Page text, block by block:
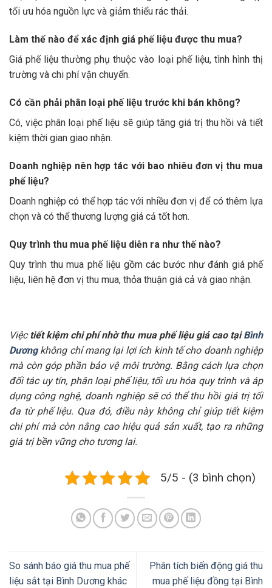
tối ưu hóa nguồn lực và giảm thiểu rác thải.
Làm thế nào để xác định giá phế liệu được thu mua?
Giá phế liệu thường phụ thuộc vào loại phế liệu, tình hình thị
trường và chi phí vận chuyển.
Có cần phải phân loại phế liệu trước khi bán không?
Có, việc phân loại phế liệu sẽ giúp tăng giá trị thu hồi và tiết
kiệm thời gian giao nhận.
Doanh nghiệp nên hợp tác với bao nhiêu đơn vị thu mua
phế liệu?
Doanh nghiệp có thể hợp tác với nhiều đơn vị để có thêm lựa
chọn và có thể thương lượng giá cả tốt hơn.
Quy trình thu mua phế liệu diễn ra như thế nào?
Quy trình thu mua phế liệu gồm các bước như đánh giá phế
liệu, liên hệ đơn vị thu mua, thỏa thuận giá cả và giao nhận.
Việctiết kiệm chi phí nhờ thu mua phế liệu giá cao tạiBình
Dươngkhông chỉ mang lại lợi ích kinh tế cho doanh nghiệp
mà còn góp phần bảo vệ môi trường. Bằng cách lựa chọn
đối tác uy tín, phân loại phế liệu, tối ưu hóa quy trình và áp
dụng công nghệ, doanh nghiệp sẽ có thể thu hồi giá trị tối
đa từ phế liệu. Qua đó, điều này không chỉ giúp tiết kiệm
chi phí mà còn nâng cao hiệu quả sản xuất, tạo ra những
giá trị bền vững cho tương lai.
5/5 - (3 bình chọn)
So sánh báo giá thu mua phế
liệu sắt tại Bình Dương khác
Phân tích biến động giá thu
mua phế liệu đồng tại Bình